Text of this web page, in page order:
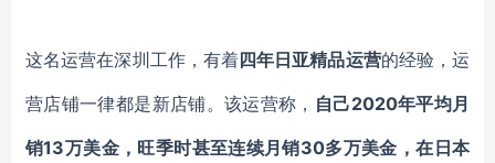
这名运营在深圳工作，有着四年日亚精品运营的经验，运
营店铺一律都是新店铺。该运营称， 自己2020年平均月
销13万美金，旺季时甚至连续月销30多万美金，在日本